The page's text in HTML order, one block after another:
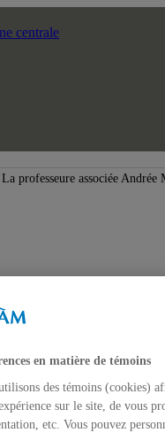
centrale
La professeure associée
en matière de témoins
des témoins (cookies)
sur le site, de vous
etc. Vous pouvez